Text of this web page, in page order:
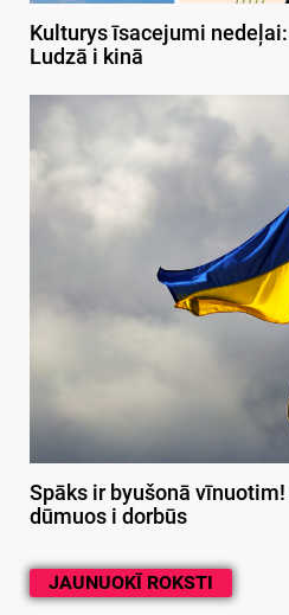
Kulturys īsacejumi
Ludzā i kinā
Spāks ir byušonā
dūmuos i dorbūs
JAUNUOKĪ ROKSTI